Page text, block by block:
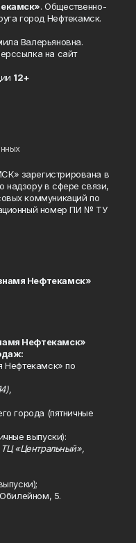
. Общественно-
город Нефтекамск.
Валерьяновна.
на сайт
12+
зарегистрирована в
надзору в сфере связи,
коммуникаций по
номер ПИ № ТУ
Нефтекамск»
Нефтекамск»
Нефтекамск» по
города (пятничные
выпуски):
«Центральный»,
5.